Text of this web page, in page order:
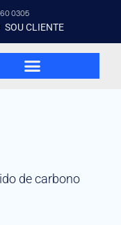
0305
SOU CLIENTE
de carbono